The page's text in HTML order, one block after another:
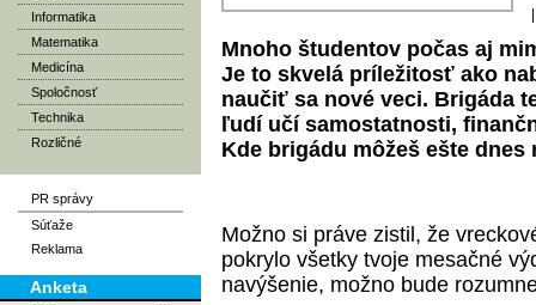
Informatika
Matematika
Medicína
Spoločnosť
Technika
Rozličné
PR správy
Súťaže
Reklama
Anketa
Mnoho študentov počas aj
Je to skvelá príležitosť ako
naučiť sa nové veci. Brigáda
ľudí učí samostatnosti,
Kde brigádu môžeš ešte
Možno si práve zistil, že
pokrylo všetky tvoje mesačné
navýšenie, možno bude